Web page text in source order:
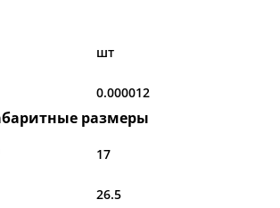
шт
0.000012
размеры
17
26.5